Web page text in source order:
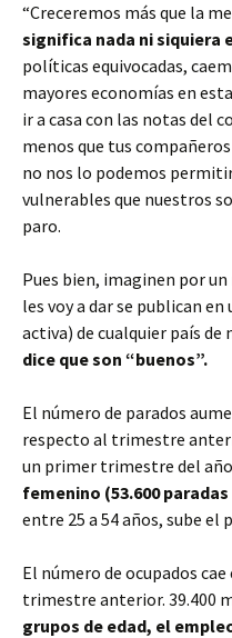
“Creceremos más que la
significa nada ni siquiera
políticas equivocadas,
mayores economías en
ir a casa con las notas del
menos que tus
no nos lo podemos
vulnerables que nuestros
paro.
Pues bien, imaginen por
les voy a dar se publican
activa) de cualquier país
dice que son “buenos”.
El número de parados
respecto al trimestre
un primer trimestre del año
femenino (53.600
entre 25 a 54 años, sube el
El número de ocupados
trimestre anterior. 39.400
grupos de edad, el